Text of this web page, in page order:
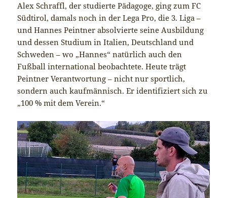
Alex Schraffl, der studierte Pädagoge, ging zum FC
Südtirol, damals noch in der Lega Pro, die 3. Liga –
und Hannes Peintner absolvierte seine Ausbildung
und dessen Studium in Italien, Deutschland und
Schweden – wo „Hannes“ natürlich auch den
Fußball international beobachtete. Heute trägt
Peintner Verantwortung – nicht nur sportlich,
sondern auch kaufmännisch. Er identifiziert sich zu
„100 % mit dem Verein.“